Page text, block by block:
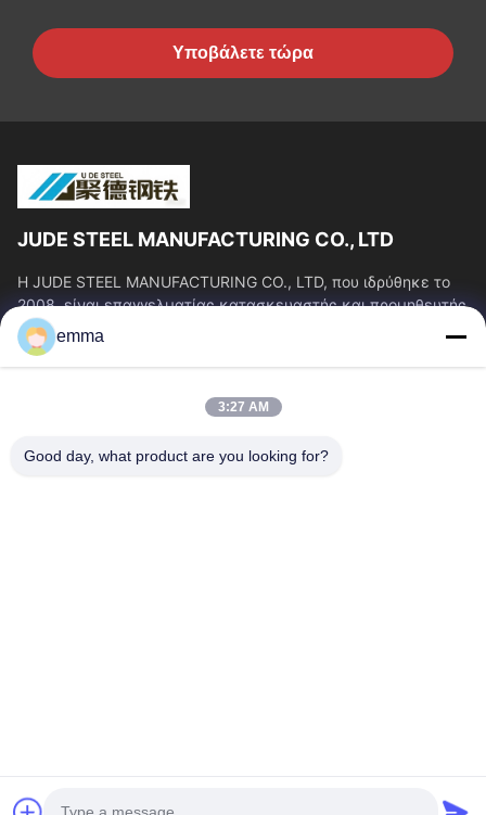
Υποβάλετε τώρα
JUDE STEEL MANUFACTURING CO., LTD
Η JUDE STEEL MANUFACTURING CO., LTD, που ιδρύθηκε το
2008, είναι επαγγελματίας κατασκευαστής και προμηθευτής
χαλύβδινων σωλήνων χωρίς συγκόλληση...
Γρήγορες Συνδέσεις
Προϊόντα
Ποιοτικός Έλεγχος
Ζητήστε Ένα Απόσπασμα
emma
3:27 AM
Good day, what product are you looking for?